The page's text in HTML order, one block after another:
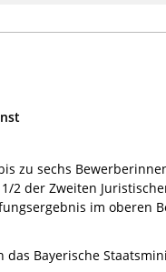
zu sechs
2 der Zweiten
im oberen
Bayerische